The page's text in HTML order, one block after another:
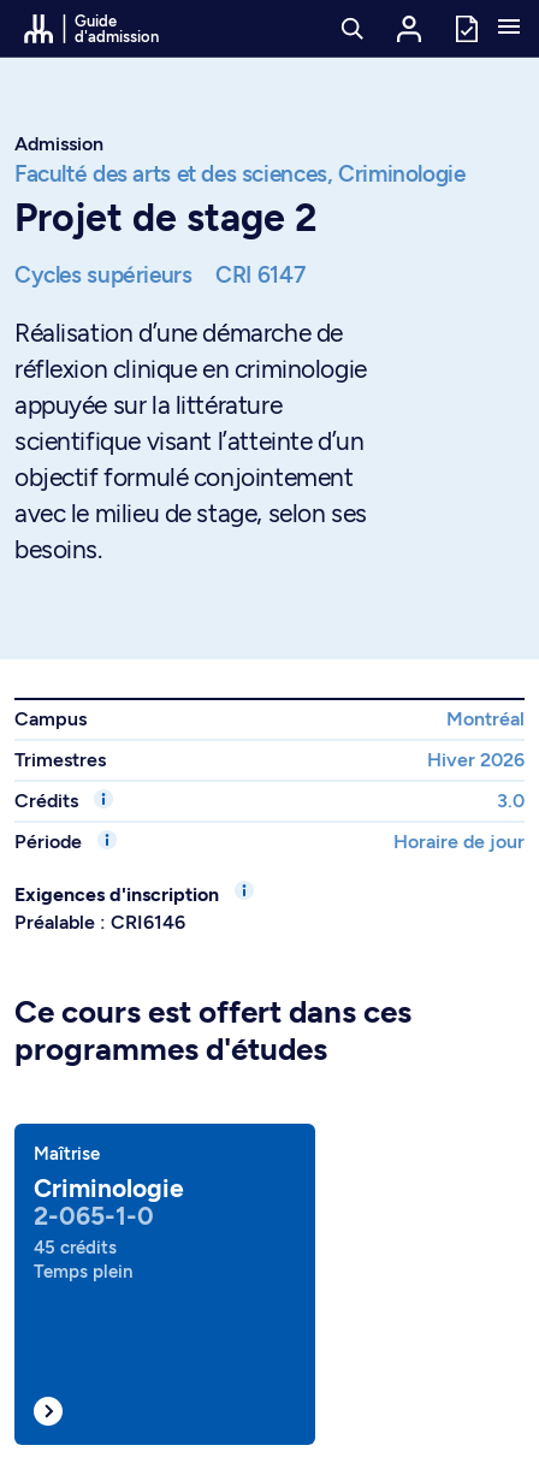
Passer au contenu
Guide
d'admission
Admission
Faculté des arts et des sciences, Criminologie
Projet de stage 2
Cycles supérieurs CRI 6147
Réalisation d’une démarche de
réflexion clinique en criminologie
appuyée sur la littérature
scientifique visant l’atteinte d’un
objectif formulé conjointement
avec le milieu de stage, selon ses
besoins.
Campus
Montréal
Trimestres
Hiver 2026
Crédits
3.0
Période
Horaire de jour
Exigences d'inscription
Préalable : CRI6146
Ce cours est offert dans ces
programmes d'études
Maîtrise
Criminologie
2-065-1-0
45 crédits
Temps plein